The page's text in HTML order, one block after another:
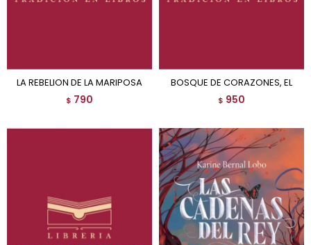
LA REBELION DE LA MARIPOSA
$ 790
BOSQUE DE CORAZONES, EL
$ 950